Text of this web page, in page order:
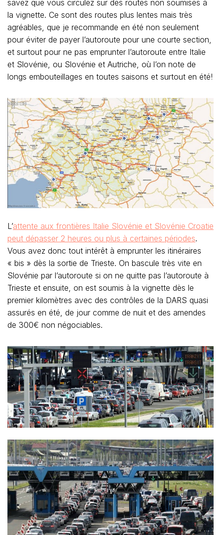
savez que vous circulez sur des routes non soumises à
la vignette. Ce sont des routes plus lentes mais très
agréables, que je recommande en été non seulement
pour éviter de payer l’autoroute pour une courte section,
et surtout pour ne pas emprunter l’autoroute entre Italie
et Slovénie, ou Slovénie et Autriche, où l’on note de
longs embouteillages en toutes saisons et surtout en été!
L’attente aux frontières Italie Slovénie et Slovénie Croatie
peut dépasser 2 heures ou plus à certaines périodes.
Vous avez donc tout intérêt à emprunter les itinéraires
« bis » dès la sortie de Trieste. On bascule très vite en
Slovénie par l’autoroute si on ne quitte pas l’autoroute à
Trieste et ensuite, on est soumis à la vignette dès le
premier kilomètres avec des contrôles de la DARS quasi
assurés en été, de jour comme de nuit et des amendes
de 300€ non négociables.